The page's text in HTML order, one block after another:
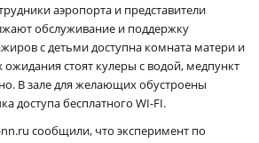
аэропорта и представители
обслуживание и поддержку
с детьми доступна комната матери и
ожидания стоят кулеры с водой, медпункт
В зале для желающих обустроены
доступа бесплатного WI-FI.
сообщили, что эксперимент по